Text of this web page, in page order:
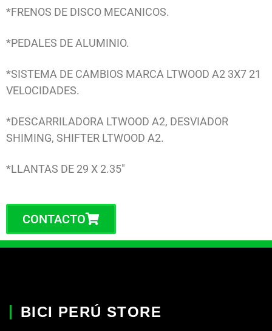
*FRENOS DE DISCO MECANICOS.
*PEDALES DE ALUMINIO.
*SISTEMA DE CAMBIOS MARCA LTWOOD A2 3X7 21
VELOCIDADES.
*DESCARRILADORA LTWOOD A2, DESVIADOR
SHIMING, SHIFTER LTWOOD A2.
*LLANTAS DE 29 X 2.35″
CONTACTO
BICI PERÚ STORE